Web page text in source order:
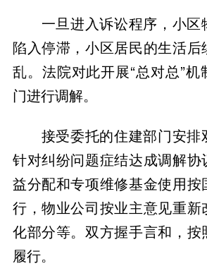
一旦进入诉讼程序，小
陷入停滞，小区居民的生活
乱。法院对此开展“总对总”
门进行调解。
接受委托的住建部门安排
针对纠纷问题症结达成调解协
益分配和专项维修基金使用按
行，物业公司按业主意见重
化部分等。双方握手言和，按
履行。